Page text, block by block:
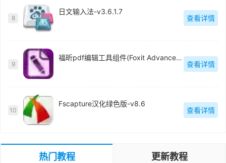
8
日文输入法-v3.6.1.7
查看详情
9
福昕pdf编辑工具组件(Foxit Advanced PDF Editor)中文版-v3.0.5
查看详情
10
Fscapture汉化绿色版-v8.6
查看详情
热门教程 更新教程